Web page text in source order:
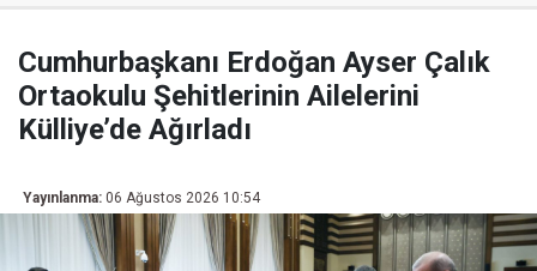
Cumhurbaşkanı Erdoğan Ayser Çalık
Ortaokulu Şehitlerinin Ailelerini
Külliye’de Ağırladı
Yayınlanma: 06 Ağustos 2026 10:54